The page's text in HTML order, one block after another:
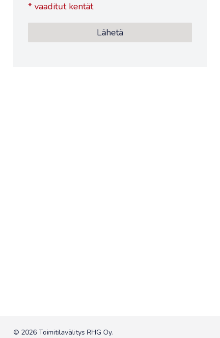
*vaaditut kentät
© 2026 Toimitilavälitys RHG Oy.